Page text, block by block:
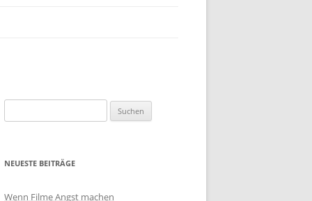
nach:
NEUESTE BEITRÄGE
Wenn Filme Angst machen